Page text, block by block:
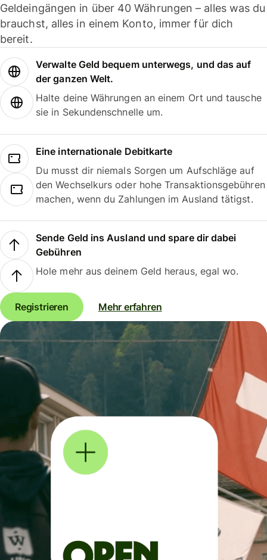
Geldeingängen in über 40 Währungen – alles was du
brauchst, alles in einem Konto, immer für dich
bereit.
Verwalte Geld bequem unterwegs, und das auf
der ganzen Welt.
Halte deine Währungen an einem Ort und tausche
sie in Sekundenschnelle um.
Eine internationale Debitkarte
Du musst dir niemals Sorgen um Aufschläge auf
den Wechselkurs oder hohe Transaktionsgebühren
machen, wenn du Zahlungen im Ausland tätigst.
Sende Geld ins Ausland und spare dir dabei
Gebühren
Hole mehr aus deinem Geld heraus, egal wo.
Registrieren Mehr erfahren